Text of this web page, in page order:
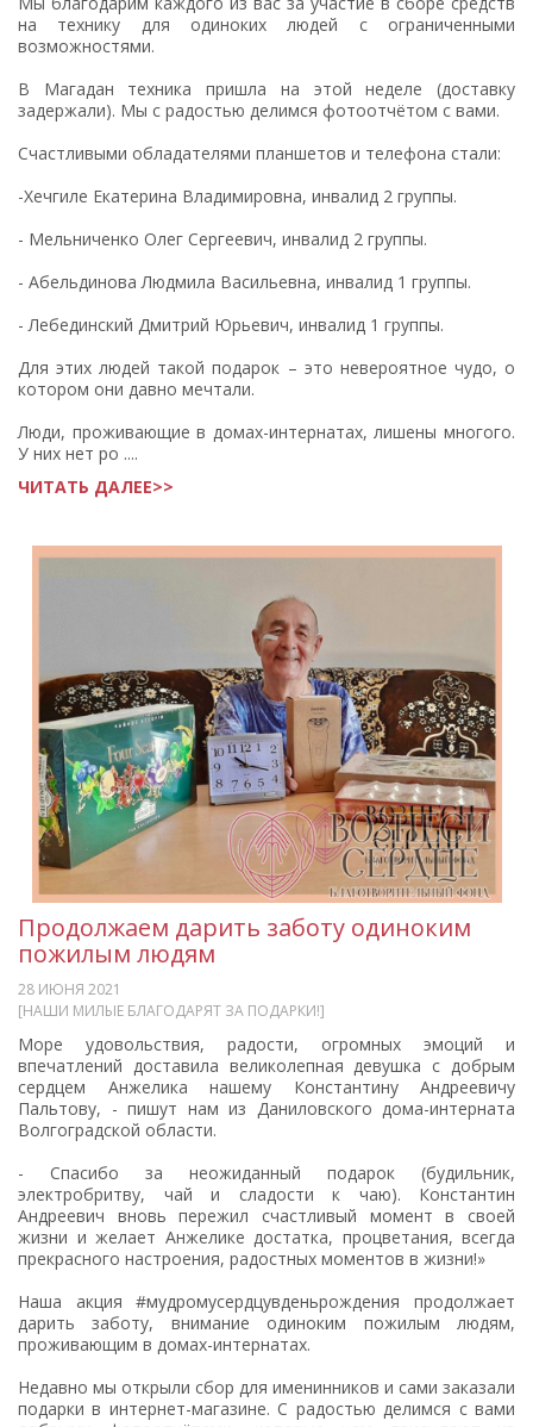
на технику для одиноких людей с ограниченными
возможностями.
В Магадан техника пришла на этой неделе (доставку
задержали). Мы с радостью делимся фотоотчётом с вами.
Счастливыми обладателями планшетов и телефона стали:
-Хечгиле Екатерина Владимировна, инвалид 2 группы.
- Мельниченко Олег Сергеевич, инвалид 2 группы.
- Абельдинова Людмила Васильевна, инвалид 1 группы.
- Лебединский Дмитрий Юрьевич, инвалид 1 группы.
Для этих людей такой подарок – это невероятное чудо, о
котором они давно мечтали.
Люди, проживающие в домах-интернатах, лишены многого.
У них нет ро ....
ЧИТАТЬ ДАЛЕЕ>>
Продолжаем дарить заботу одиноким
пожилым людям
28 ИЮНЯ 2021
[НАШИ МИЛЫЕ БЛАГОДАРЯТ ЗА ПОДАРКИ!]
Море удовольствия, радости, огромных эмоций и
впечатлений доставила великолепная девушка с добрым
сердцем Анжелика нашему Константину Андреевичу
Пальтову, - пишут нам из Даниловского дома-интерната
Волгоградской области.
- Спасибо за неожиданный подарок (будильник,
электробритву, чай и сладости к чаю). Константин
Андреевич вновь пережил счастливый момент в своей
жизни и желает Анжелике достатка, процветания, всегда
прекрасного настроения, радостных моментов в жизни!»
Наша акция #мудромусердцувденьрождения продолжает
дарить заботу, внимание одиноким пожилым людям,
проживающим в домах-интернатах.
Недавно мы открыли сбор для именинников и сами заказали
подарки в интернет-магазине. С радостью делимся с вами